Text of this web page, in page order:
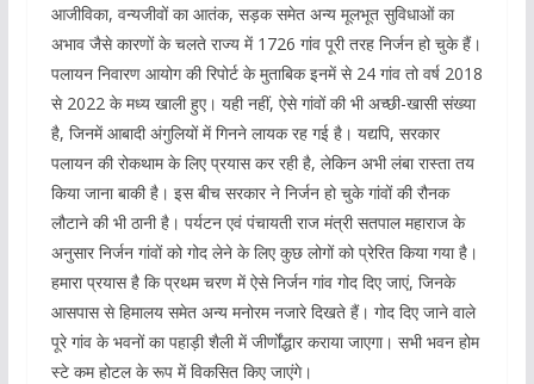
आजीविका, वन्यजीवों का आतंक, सड़क समेत अन्य मूलभूत सुविधाओं का
अभाव जैसे कारणों के चलते राज्य में 1726 गांव पूरी तरह निर्जन हो चुके हैं।
पलायन निवारण आयोग की रिपोर्ट के मुताबिक इनमें से 24 गांव तो वर्ष 2018
से 2022 के मध्य खाली हुए। यही नहीं, ऐसे गांवों की भी अच्छी-खासी संख्या
है, जिनमें आबादी अंगुलियों में गिनने लायक रह गई है। यद्यपि, सरकार
पलायन की रोकथाम के लिए प्रयास कर रही है, लेकिन अभी लंबा रास्ता तय
किया जाना बाकी है। इस बीच सरकार ने निर्जन हो चुके गांवों की रौनक
लौटाने की भी ठानी है। पर्यटन एवं पंचायती राज मंत्री सतपाल महाराज के
अनुसार निर्जन गांवों को गोद लेने के लिए कुछ लोगों को प्रेरित किया गया है।
हमारा प्रयास है कि प्रथम चरण में ऐसे निर्जन गांव गोद दिए जाएं, जिनके
आसपास से हिमालय समेत अन्य मनोरम नजारे दिखते हैं। गोद दिए जाने वाले
पूरे गांव के भवनों का पहाड़ी शैली में जीर्णोंद्धार कराया जाएगा। सभी भवन होम
स्टे कम होटल के रूप में विकसित किए जाएंगे।